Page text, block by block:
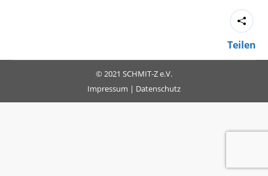
Teilen
© 2021 SCHMIT-Z e.V.
Impressum | Datenschutz